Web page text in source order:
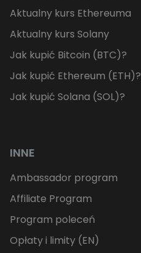
Aktualny kurs Ethereuma
Aktualny kurs Solany
Jak kupić Bitcoin (BTC)?
Jak kupić Ethereum (ETH)?
Jak kupić Solana (SOL)?
INNE
Ambassador program
Affiliate Program
Program poleceń
Opłaty i limity (EN)